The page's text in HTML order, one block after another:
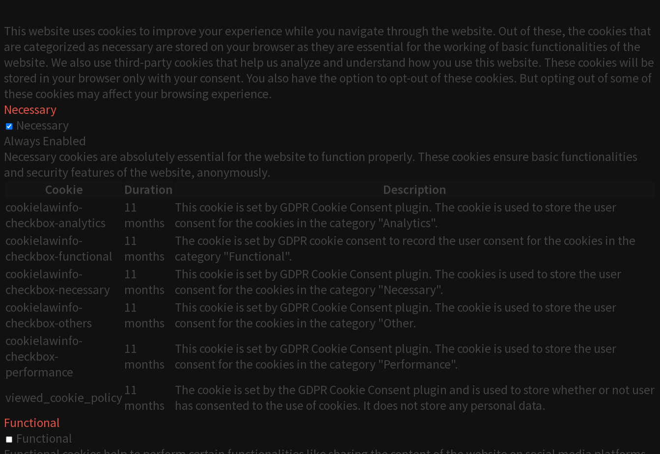
This website uses cookies to improve your experience while you navigate through the website. Out of these, the cookies that
are categorized as necessary are stored on your browser as they are essential for the working of basic functionalities of the
website. We also use third-party cookies that help us analyze and understand how you use this website. These cookies will be
stored in your browser only with your consent. You also have the option to opt-out of these cookies. But opting out of some of
these cookies may affect your browsing experience.
Necessary
Necessary
Always Enabled
Necessary cookies are absolutely essential for the website to function properly. These cookies ensure basic functionalities
and security features of the website, anonymously.
Cookie
Duration
Description
cookielawinfo-
checkbox-analytics
11
months
This cookie is set by GDPR Cookie Consent plugin. The cookie is used to store the user
consent for the cookies in the category "Analytics".
cookielawinfo-
checkbox-functional
11
months
The cookie is set by GDPR cookie consent to record the user consent for the cookies in the
category "Functional".
cookielawinfo-
checkbox-necessary
11
months
This cookie is set by GDPR Cookie Consent plugin. The cookies is used to store the user
consent for the cookies in the category "Necessary".
cookielawinfo-
checkbox-others
11
months
This cookie is set by GDPR Cookie Consent plugin. The cookie is used to store the user
consent for the cookies in the category "Other.
cookielawinfo-
checkbox-
performance
11
months
This cookie is set by GDPR Cookie Consent plugin. The cookie is used to store the user
consent for the cookies in the category "Performance".
viewed_cookie_policy 11
months
The cookie is set by the GDPR Cookie Consent plugin and is used to store whether or not user
has consented to the use of cookies. It does not store any personal data.
Functional
Functional